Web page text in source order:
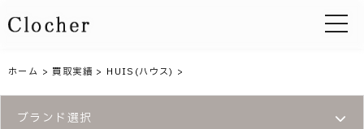
toggle
ホーム >買取実績 > HUIS(ハウス) >
ブランド選択